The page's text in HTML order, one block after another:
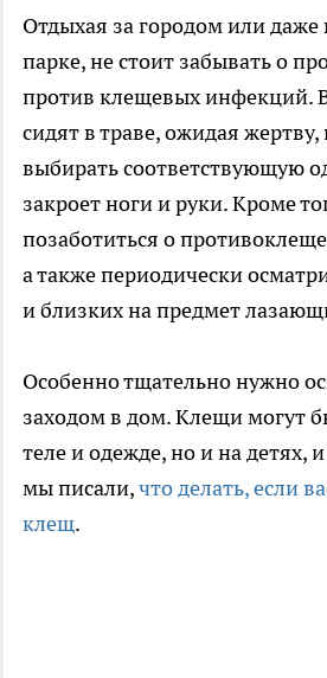
Отдыхая за городом или даже
парке, не стоит забывать о
против клещевых инфекций.
сидят в траве, ожидая жертву,
выбирать соответствующую
закроет ноги и руки. Кроме
позаботиться о
а также периодически
и близких на предмет
Особенно тщательно нужно
заходом в дом. Клещи могут
теле и одежде, но и на детях,
мы писали,что делать, если
клещ.